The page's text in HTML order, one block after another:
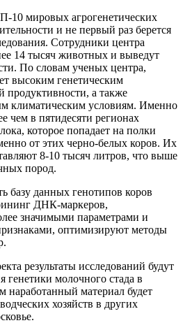
10 мировых агрогенетических
и не первый раз берется
Сотрудники центра
14 тысяч животных и выведут
По словам ученых центра,
высоким генетическим
продуктивности, а также
климатическим условиям. Именно
чем в пятидесяти регионах
которое попадает на полки
от этих черно-белых коров. Их
8-10 тысяч литров, что выше
пород.
базу данных генотипов коров
ДНК-маркеров,
значимыми параметрами и
оптимизируют методы
результаты исследований будут
молочного стада в
наработанный материал будет
хозяйств в других